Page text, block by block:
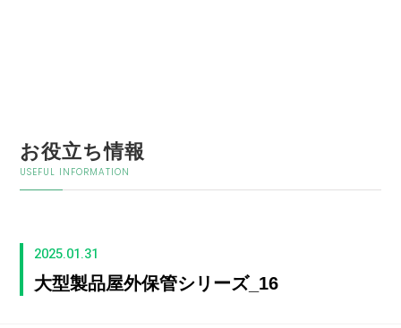
お役立ち情報
USEFUL INFORMATION
2025.01.31
大型製品屋外保管シリーズ_16